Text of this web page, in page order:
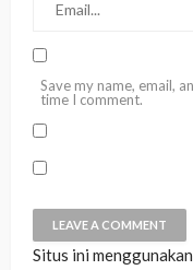
Save my name, email,
time I comment.
Situs ini